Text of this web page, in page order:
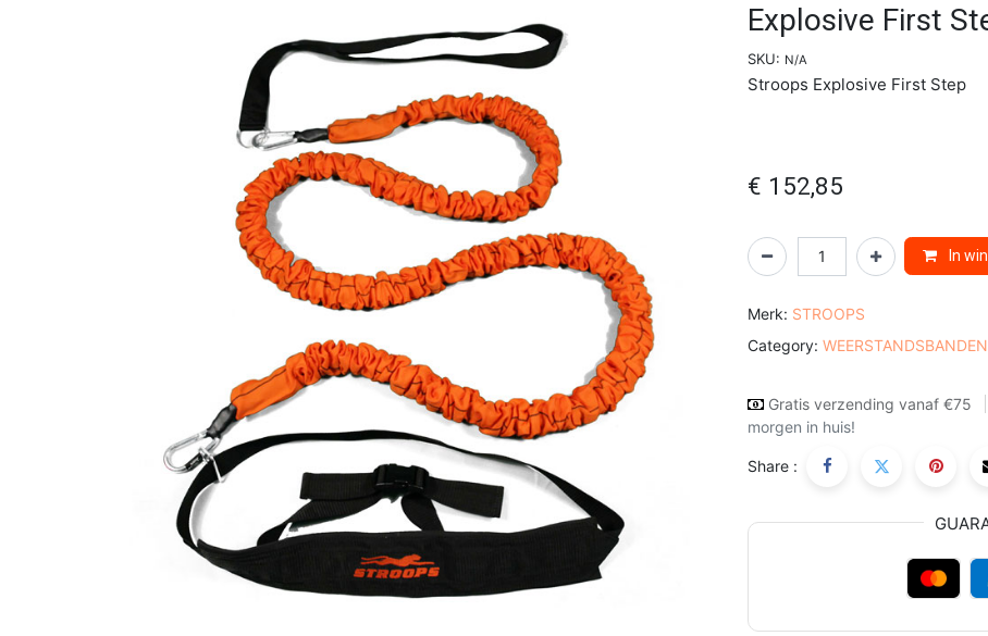
Explosive First
SKU: N/A
Stroops Explosive First Step
€ 152,85
In
Merk: STROOPS
Category: WEERSTANDSBANDEN
Gratis verzending vanaf €75
morgen in huis!
Share :